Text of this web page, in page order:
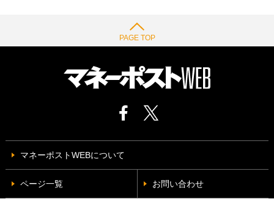
PAGE TOP
マネーポストWEBについて
ページ一覧 お問い合わせ